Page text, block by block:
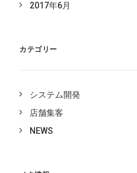
2017年6月
カテゴリー
システム開発
店舗集客
NEWS